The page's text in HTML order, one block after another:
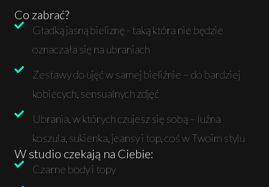
Co zabrać?
Gładką jasną bieliznę - taką która nie będzie
oznaczała się na ubraniach
Zestawy do ujęć w samej bieliźnie – do bardziej
kobiecych, sensualnych zdjęć
Ubrania, w których czujesz się sobą – luźna
koszula, sukienka, jeansy i top, coś w Twoim stylu
W studio czekają na Ciebie:
Czarne body i topy